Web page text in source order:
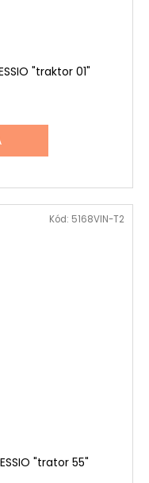
"traktor 01"
"trator 55"
Kód: 5168VIN-T2